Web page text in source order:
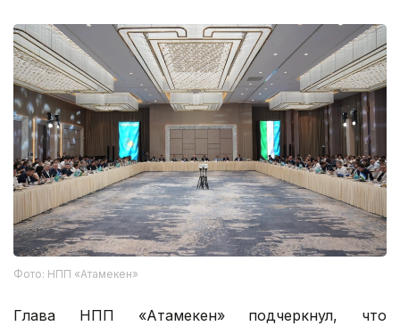
Фото: НПП «Атамекен»
Глава НПП «Атамекен» подчеркнул, что